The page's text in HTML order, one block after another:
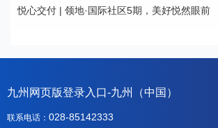
悦心交付 | 领地·国际社区5期，美好悦然眼前
九州网页版登录入口-九州（中国）
联系电话： 028-85142333